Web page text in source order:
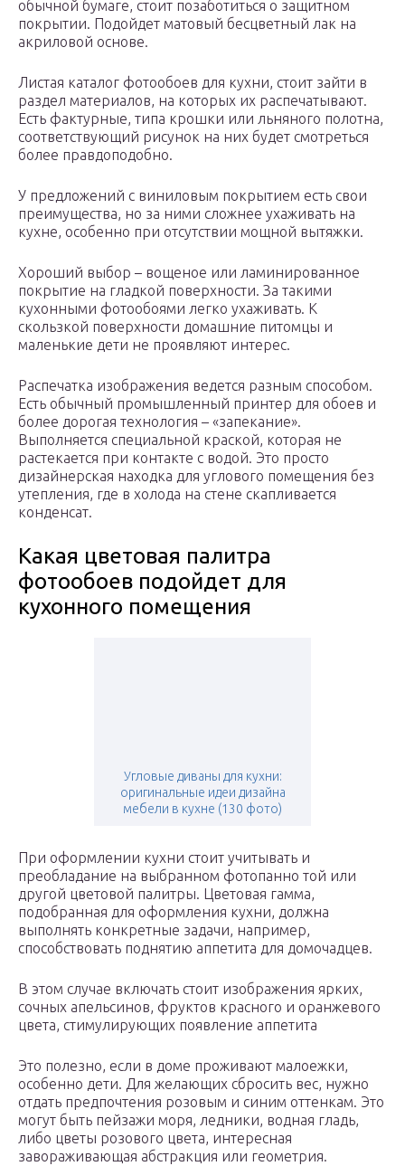
обычной бумаге, стоит позаботиться о защитном
покрытии. Подойдет матовый бесцветный лак на
акриловой основе.
Листая каталог фотообоев для кухни, стоит зайти в
раздел материалов, на которых их распечатывают.
Есть фактурные, типа крошки или льняного полотна,
соответствующий рисунок на них будет смотреться
более правдоподобно.
У предложений с виниловым покрытием есть свои
преимущества, но за ними сложнее ухаживать на
кухне, особенно при отсутствии мощной вытяжки.
Хороший выбор – вощеное или ламинированное
покрытие на гладкой поверхности. За такими
кухонными фотообоями легко ухаживать. К
скользкой поверхности домашние питомцы и
маленькие дети не проявляют интерес.
Распечатка изображения ведется разным способом.
Есть обычный промышленный принтер для обоев и
более дорогая технология – «запекание».
Выполняется специальной краской, которая не
растекается при контакте с водой. Это просто
дизайнерская находка для углового помещения без
утепления, где в холода на стене скапливается
конденсат.
Какая цветовая палитра
фотообоев подойдет для
кухонного помещения
Угловые диваны для кухни:
оригинальные идеи дизайна
мебели в кухне (130 фото)
При оформлении кухни стоит учитывать и
преобладание на выбранном фотопанно той или
другой цветовой палитры. Цветовая гамма,
подобранная для оформления кухни, должна
выполнять конкретные задачи, например,
способствовать поднятию аппетита для домочадцев.
В этом случае включать стоит изображения ярких,
сочных апельсинов, фруктов красного и оранжевого
цвета, стимулирующих появление аппетита
Это полезно, если в доме проживают малоежки,
особенно дети. Для желающих сбросить вес, нужно
отдать предпочтения розовым и синим оттенкам. Это
могут быть пейзажи моря, ледники, водная гладь,
либо цветы розового цвета, интересная
завораживающая абстракция или геометрия.